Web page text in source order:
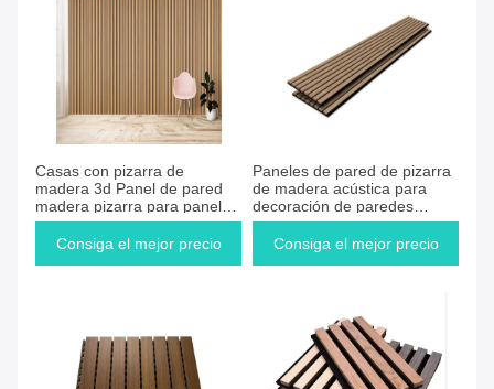
Casas con pizarra de
madera 3d Panel de pared
madera pizarra para panel
de pared para sala de
conferencias
Consiga el mejor precio
Paneles de pared de pizarra
de madera acústica para
decoración de paredes
interiores Paneles de pared
insonorizados 3D Paneles de
Consiga el mejor precio